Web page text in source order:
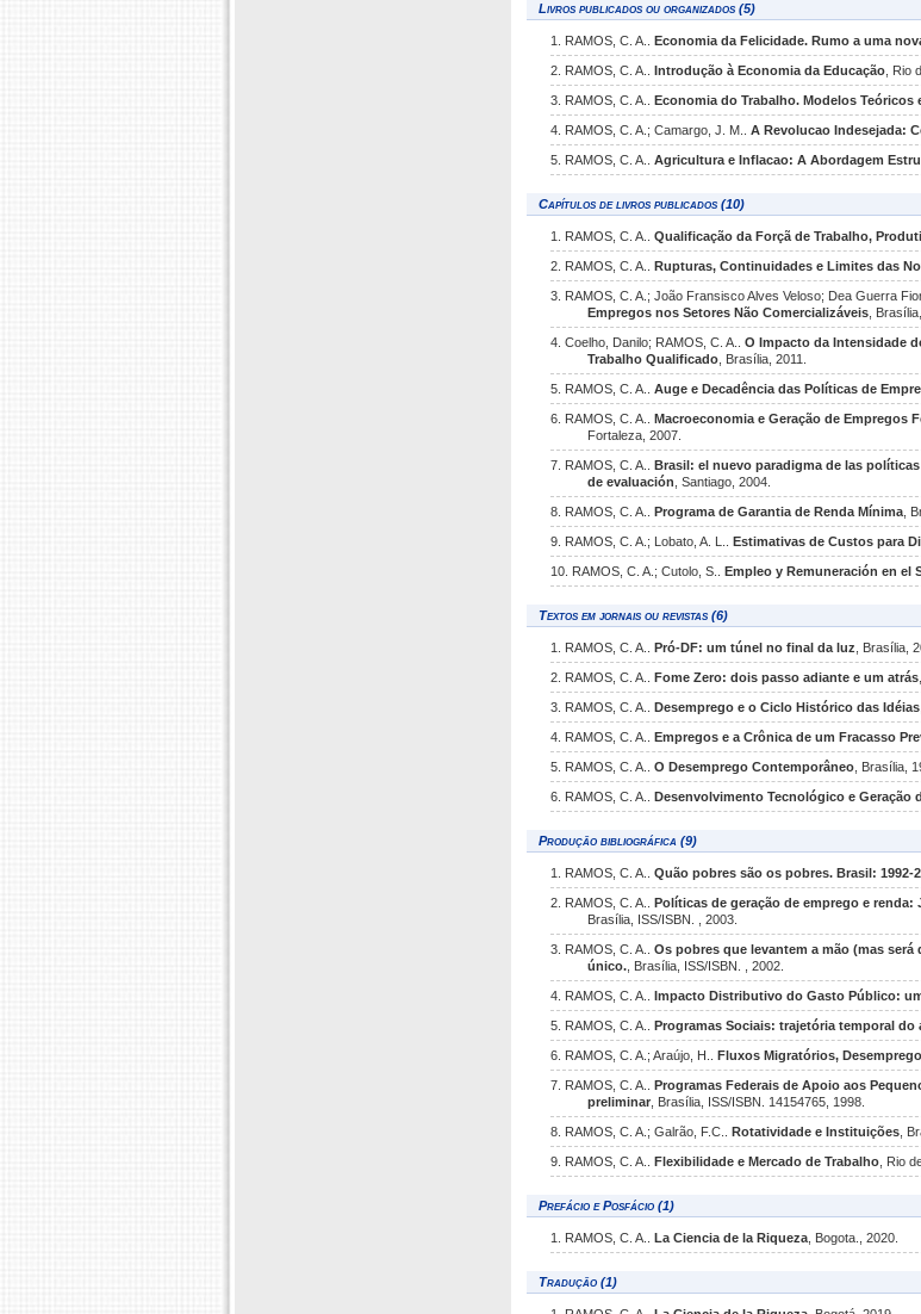
Livros publicados ou organizados (5)
1. RAMOS, C. A.. Economia da Felicidade. Rumo a uma
2. RAMOS, C. A.. Introdução à Economia da Educação , Rio
3. RAMOS, C. A.. Economia do Trabalho. Modelos Teóricos
4. RAMOS, C. A.; Camargo, J. M.. A Revolucao Indesejada:
5. RAMOS, C. A.. Agricultura e Inflacao: A Abordagem
Capítulos de livros publicados (10)
1. RAMOS, C. A.. Qualificação da Forçã de Trabalho,
2. RAMOS, C. A.. Rupturas, Continuidades e Limites das
3. RAMOS, C. A.; João Fransisco Alves Veloso; Dea Guerra
Empregos nos Setores Não Comercializáveis ,
4. Coelho, Danilo; RAMOS, C. A.. O Impacto da Intensidade
Trabalho Qualificado , Brasília, 2011.
5. RAMOS, C. A.. Auge e Decadência das Políticas de
6. RAMOS, C. A.. Macroeconomia e Geração de Empregos
Fortaleza, 2007.
7. RAMOS, C. A.. Brasil: el nuevo paradigma de las
de evaluación , Santiago, 2004.
8. RAMOS, C. A.. Programa de Garantia de Renda Mínima ,
9. RAMOS, C. A.; Lobato, A. L.. Estimativas de Custos para
10. RAMOS, C. A.; Cutolo, S.. Empleo y Remuneración en el
Textos em jornais ou revistas (6)
1. RAMOS, C. A.. Pró-DF: um túnel no final da luz , Brasília,
2. RAMOS, C. A.. Fome Zero: dois passo adiante e um atrás
3. RAMOS, C. A.. Desemprego e o Ciclo Histórico das Idéias
4. RAMOS, C. A.. Empregos e a Crônica de um Fracasso
5. RAMOS, C. A.. O Desemprego Contemporâneo , Brasília,
6. RAMOS, C. A.. Desenvolvimento Tecnológico e
Produção bibliográfica (9)
1. RAMOS, C. A.. Quão pobres são os pobres. Brasil: 1992-
2. RAMOS, C. A.. Políticas de geração de emprego e
Brasília, ISS/ISBN. , 2003.
3. RAMOS, C. A.. Os pobres que levantem a mão (mas
único. , Brasília, ISS/ISBN. , 2002.
4. RAMOS, C. A.. Impacto Distributivo do Gasto Público:
5. RAMOS, C. A.. Programas Sociais: trajetória temporal
6. RAMOS, C. A.; Araújo, H.. Fluxos Migratórios,
7. RAMOS, C. A.. Programas Federais de Apoio aos
preliminar , Brasília, ISS/ISBN. 14154765, 1998.
8. RAMOS, C. A.; Galrão, F.C.. Rotatividade e Instituições ,
9. RAMOS, C. A.. Flexibilidade e Mercado de Trabalho , Rio
Prefácio e Posfácio (1)
1. RAMOS, C. A.. La Ciencia de la Riqueza , Bogota., 2020.
Tradução (1)